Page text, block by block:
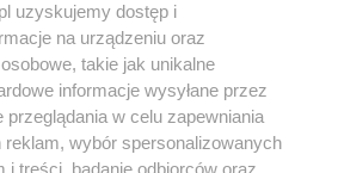
uzyskujemy dostęp i
na urządzeniu oraz
takie jak unikalne
informacje wysyłane przez
przeglądania w celu zapewniania
wybór spersonalizowanych
i treści, badanie odbiorców oraz